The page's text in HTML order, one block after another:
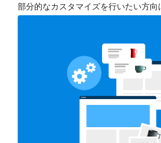
各種支援（分析・集客・CRM・更
デザインフルカスタマイズ
800,000円～
オーナーさまのご要望に合わせて
フルカスタマイズします。
部分的なカスタマイズを行いたい方向